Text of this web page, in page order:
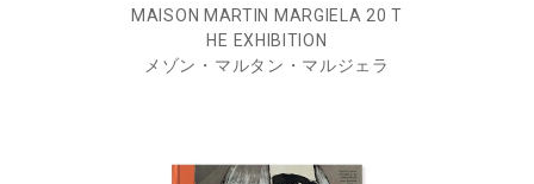
MAISON MARTIN MARGIELA 20 T
HE EXHIBITION
メゾン・マルタン・マルジェラ